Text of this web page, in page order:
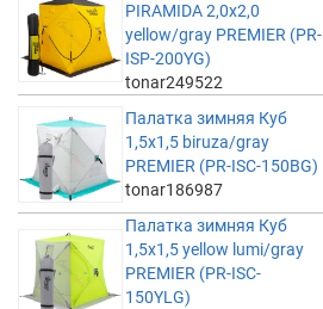
PIRAMIDA 2,0х2,0
yellow/gray PREMIER (PR-
ISP-200YG)
tonar249522
Палатка зимняя Куб
1,5х1,5 biruza/gray
PREMIER (PR-ISC-150BG)
tonar186987
Палатка зимняя Куб
1,5х1,5 yellow lumi/gray
PREMIER (PR-ISC-
150YLG)